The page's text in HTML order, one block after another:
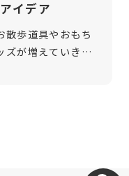
イデア
散歩道具やおもち
ズが増えていきま